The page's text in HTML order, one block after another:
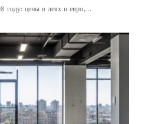
году: цены в леях и евро,…